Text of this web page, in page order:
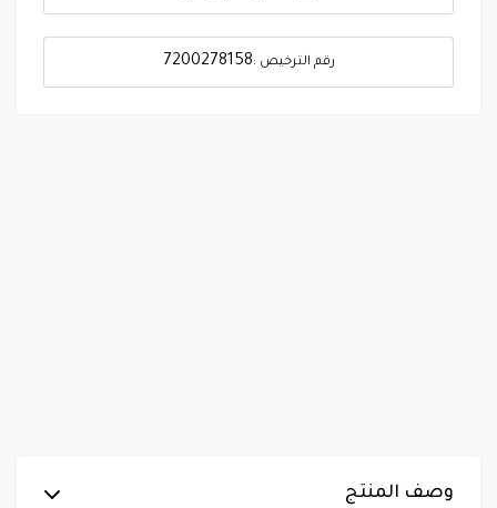
رقم الترخيص :7200278158
وصف المنتج